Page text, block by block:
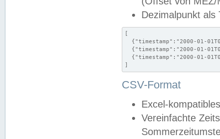
Dezimalpunkt als
[
{"timestamp":"2000-01-
{"timestamp":"2000-01-
{"timestamp":"2000-01-
]
CSV-Format
Excel-
Vereinfachte